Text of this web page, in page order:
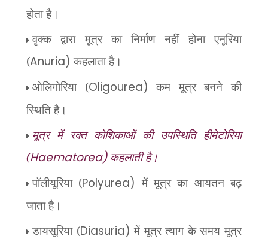
होता है।
वृक्क द्वारा मूत्र का निर्माण नहीं होना एनूरिया
(Anuria) कहलाता है।
ओलिगोरिया (Oligourea)कम मूत्र बनने की
स्थिति है।
मूत्र में रक्त कोशिकाओं की उपस्थिति हीमेटोरिया
(Haematorea) कहलाती है।
पॉलीयूरिया (Polyurea) में मूत्र का आयतन बढ़
जाता है।
डायसूरिया (Diasuria)में मूत्र त्याग के समय मूत्र